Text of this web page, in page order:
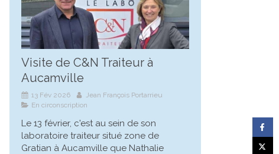
Visite de C&N Traiteur à
Aucamville
13 Fév 2026
Jean François Portarrieu
En circonscription
Le 13 février, c'est au sein de son
laboratoire traiteur situé zone de
Gratian à Aucamville que Nathalie